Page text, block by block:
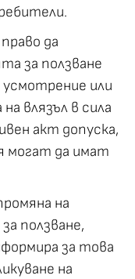
да
за ползване
или
влязъл в сила
акт допуска,
могат да имат
на
ползване,
за това
на